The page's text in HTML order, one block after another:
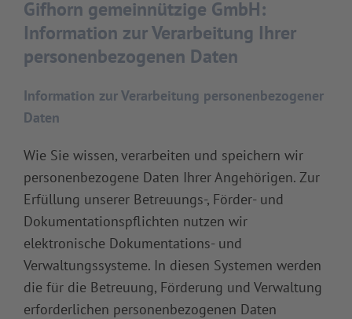
Gifhorn gemeinnützige GmbH:
Information zur Verarbeitung Ihrer
personenbezogenen Daten
Information zur Verarbeitung personenbezogener
Daten
Wie Sie wissen, verarbeiten und speichern wir
personenbezogene Daten Ihrer Angehörigen. Zur
Erfüllung unserer Betreuungs-, Förder- und
Dokumentationspflichten nutzen wir
elektronische Dokumentations- und
Verwaltungssysteme. In diesen Systemen werden
die für die Betreuung, Förderung und Verwaltung
erforderlichen personenbezogenen Daten